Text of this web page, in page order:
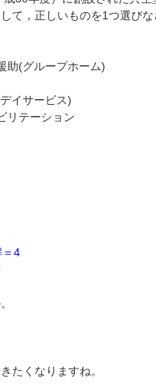
て，正しいものを1つ選びな
(グループホーム)
イサービス)
テーション
4
たくなりますね。